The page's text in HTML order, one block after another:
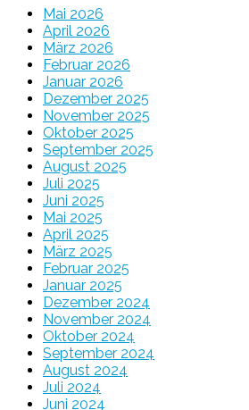
Mai 2026
April 2026
März 2026
Februar 2026
Januar 2026
Dezember 2025
November 2025
Oktober 2025
September 2025
August 2025
Juli 2025
Juni 2025
Mai 2025
April 2025
März 2025
Februar 2025
Januar 2025
Dezember 2024
November 2024
Oktober 2024
September 2024
August 2024
Juli 2024
Juni 2024